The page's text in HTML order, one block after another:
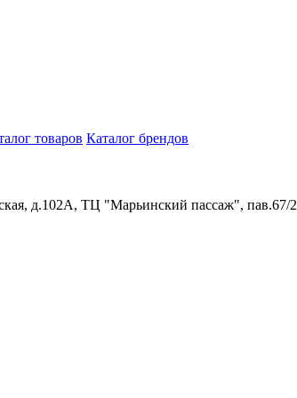
товаров Каталог брендов
д.102А, ТЦ "Марьинский пассаж", пав.67/2